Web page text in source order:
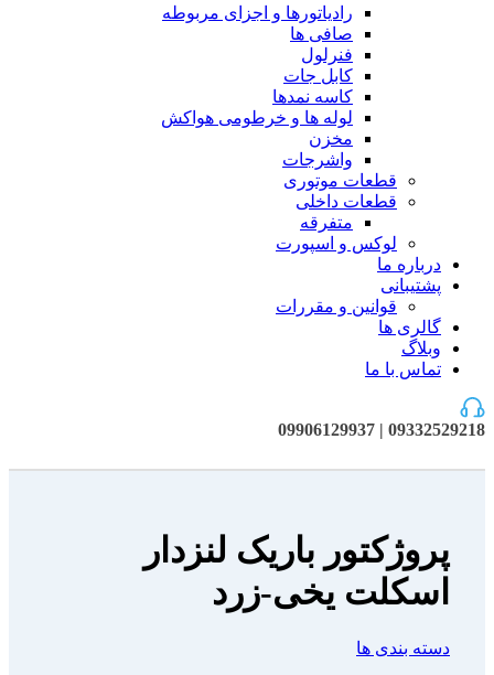
رادیاتورها و اجزای مربوطه
صافی ها
فنرلول
کابل جات
کاسه نمدها
لوله ها و خرطومی هواکش
مخزن
واشرجات
قطعات موتوری
قطعات داخلی
متفرقه
لوکس و اسپورت
درباره ما
پشتیبانی
قوانین و مقررات
گالری ها
وبلاگ
تماس با ما
09332529218 | 09906129937
پروژکتور باریک لنزدار
اسکلت یخی-زرد
دسته بندی ها